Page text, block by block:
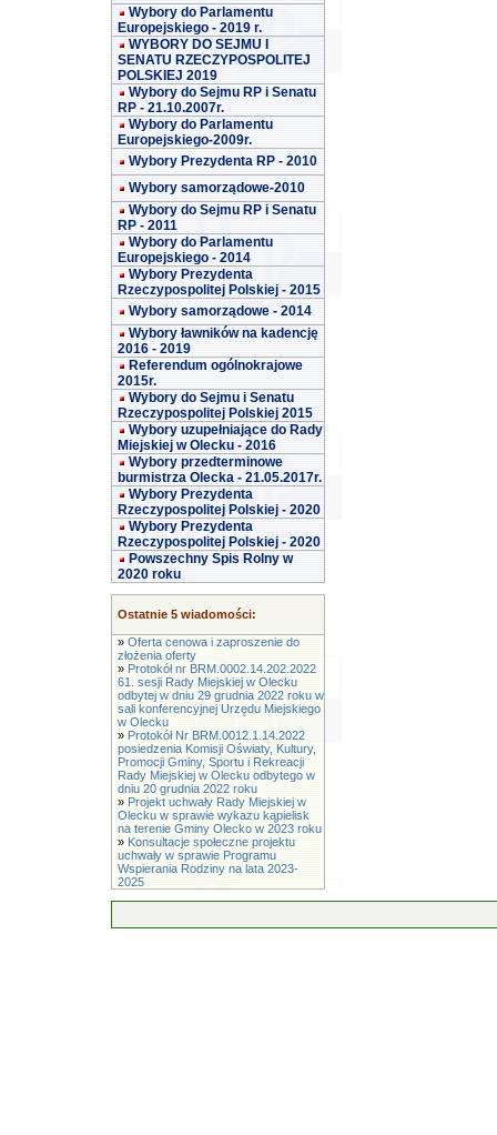
Wybory do Parlamentu
Europejskiego - 2019 r.
WYBORY DO SEJMU I
SENATU RZECZYPOSPOLITEJ
POLSKIEJ 2019
Wybory do Sejmu RP i Senatu
RP - 21.10.2007r.
Wybory do Parlamentu
Europejskiego-2009r.
Wybory Prezydenta RP - 2010
Wybory samorządowe-2010
Wybory do Sejmu RP i Senatu
RP - 2011
Wybory do Parlamentu
Europejskiego - 2014
Wybory Prezydenta
Rzeczypospolitej Polskiej - 2015
Wybory samorządowe - 2014
Wybory ławników na kadencję
2016 - 2019
Referendum ogólnokrajowe
2015r.
Wybory do Sejmu i Senatu
Rzeczypospolitej Polskiej 2015
Wybory uzupełniające do Rady
Miejskiej w Olecku - 2016
Wybory przedterminowe
burmistrza Olecka - 21.05.2017r.
Wybory Prezydenta
Rzeczypospolitej Polskiej - 2020
Wybory Prezydenta
Rzeczypospolitej Polskiej - 2020
Powszechny Spis Rolny w
2020 roku
Ostatnie 5 wiadomości:
» Oferta cenowa i zaproszenie do
złożenia oferty
» Protokół nr BRM.0002.14.202.2022
61. sesji Rady Miejskiej w Olecku
odbytej w dniu 29 grudnia 2022 roku w
sali konferencyjnej Urzędu Miejskiego
w Olecku
» Protokół Nr BRM.0012.1.14.2022
posiedzenia Komisji Oświaty, Kultury,
Promocji Gminy, Sportu i Rekreacji
Rady Miejskiej w Olecku odbytego w
dniu 20 grudnia 2022 roku
» Projekt uchwały Rady Miejskiej w
Olecku w sprawie wykazu kąpielisk
na terenie Gminy Olecko w 2023 roku
» Konsultacje społeczne projektu
uchwały w sprawie Programu
Wspierania Rodziny na lata 2023-
2025